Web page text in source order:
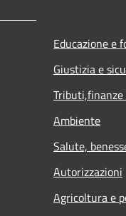
Educazione e
Giustizia e
Ambiente
Salute,
Autorizzazioni
Agricoltura e